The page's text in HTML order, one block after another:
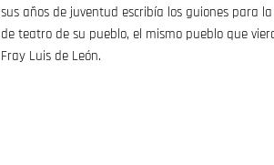
sus años de juventud escribía los guiones para
de teatro de su pueblo, el mismo pueblo que
Fray Luis de León.